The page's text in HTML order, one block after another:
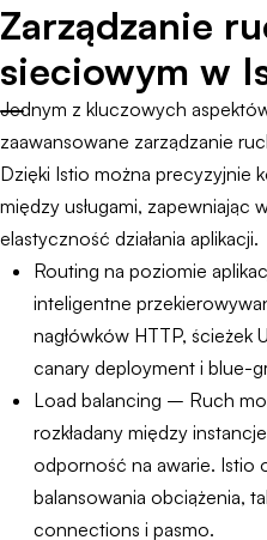
Zarządzanie
sieciowym w
Jednym z kluczowych
zaawansowane zarządzanie
Dzięki Istio można precyzyjnie
między usługami, zapewniając
elastyczność działania aplikacji.
Routing na poziomie
inteligentne
nagłówków HTTP, ścieżek
canary deployment i blue-
Load balancing – Ruch
rozkładany między
odporność na awarie. Istio
balansowania obciążenia,
connections i pasmo.